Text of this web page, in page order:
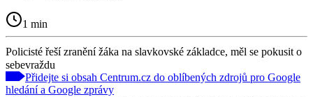
1 min
Policisté řeší zranění žáka na slavkovské základce, měl se pokusit o
sebevraždu
Přidejte si obsah Centrum.cz do oblíbených zdrojů pro Google
hledání a Google zprávy